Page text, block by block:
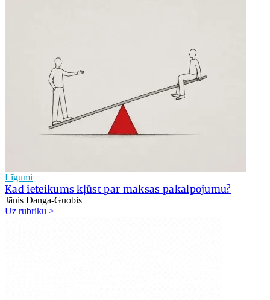
Līgumi
Kad ieteikums kļūst par maksas pakalpojumu?
Jānis Danga-Guobis
Uz rubriku >